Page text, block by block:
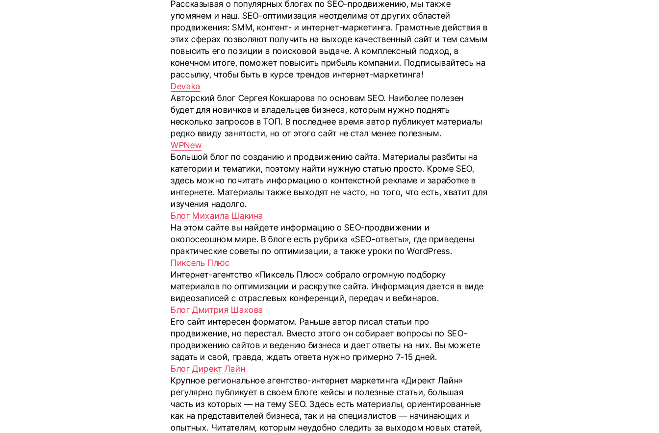
Рассказывая о популярных блогах по SEO-продвижению, мы также
упомянем и наш. SEO-оптимизация неотделима от других областей
продвижения: SMM, контент- и интернет-маркетинга. Грамотные действия в
этих сферах позволяют получить на выходе качественный сайт и тем самым
повысить его позиции в поисковой выдаче. А комплексный подход, в
конечном итоге, поможет повысить прибыль компании. Подписывайтесь на
рассылку, чтобы быть в курсе трендов интернет-маркетинга!
Devaka
Авторский блог Сергея Кокшарова по основам SEO. Наиболее полезен
будет для новичков и владельцев бизнеса, которым нужно поднять
несколько запросов в ТОП. В последнее время автор публикует материалы
редко ввиду занятости, но от этого сайт не стал менее полезным.
WPNew
Большой блог по созданию и продвижению сайта. Материалы разбиты на
категории и тематики, поэтому найти нужную статью просто. Кроме SEO,
здесь можно почитать информацию о контекстной рекламе и заработке в
интернете. Материалы также выходят не часто, но того, что есть, хватит для
изучения надолго.
Блог Михаила Шакина
На этом сайте вы найдете информацию о SEO-продвижении и
околосеошном мире. В блоге есть рубрика «SEO-ответы», где приведены
практические советы по оптимизации, а также уроки по WordPress.
Пиксель Плюс
Интернет-агентство «Пиксель Плюс» собрало огромную подборку
материалов по оптимизации и раскрутке сайта. Информация дается в виде
видеозаписей с отраслевых конференций, передач и вебинаров.
Блог Дмитрия Шахова
Его сайт интересен форматом. Раньше автор писал статьи про
продвижение, но перестал. Вместо этого он собирает вопросы по SEO-
продвижению сайтов и ведению бизнеса и дает ответы на них. Вы можете
задать и свой, правда, ждать ответа нужно примерно 7-15 дней.
Блог Директ Лайн
Крупное региональное агентство-интернет маркетинга «Директ Лайн»
регулярно публикует в своем блоге кейсы и полезные статьи, большая
часть из которых — на тему SEO. Здесь есть материалы, ориентированные
как на представителей бизнеса, так и на специалистов — начинающих и
опытных. Читателям, которым неудобно следить за выходом новых статей,